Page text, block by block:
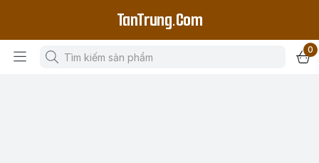
TanTrung.Com
0